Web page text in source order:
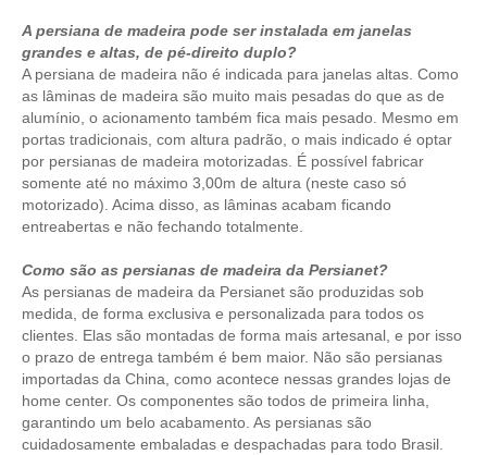
A persiana de madeira pode ser instalada em janelas
grandes e altas, de pé-direito duplo?
A persiana de madeira não é indicada para janelas altas. Como
as lâminas de madeira são muito mais pesadas do que as de
alumínio, o acionamento também fica mais pesado. Mesmo em
portas tradicionais, com altura padrão, o mais indicado é optar
por persianas de madeira motorizadas. É possível fabricar
somente até no máximo 3,00m de altura (neste caso só
motorizado). Acima disso, as lâminas acabam ficando
entreabertas e não fechando totalmente.
Como são as persianas de madeira da Persianet?
As persianas de madeira da Persianet são produzidas sob
medida, de forma exclusiva e personalizada para todos os
clientes. Elas são montadas de forma mais artesanal, e por isso
o prazo de entrega também é bem maior. Não são persianas
importadas da China, como acontece nessas grandes lojas de
home center. Os componentes são todos de primeira linha,
garantindo um belo acabamento. As persianas são
cuidadosamente embaladas e despachadas para todo Brasil.